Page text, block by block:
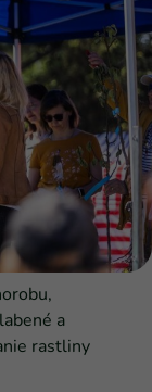
a
rastliny